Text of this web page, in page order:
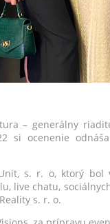
– generálny
si ocenenie
s. r. o, ktorý
live chatu,
s. r. o.